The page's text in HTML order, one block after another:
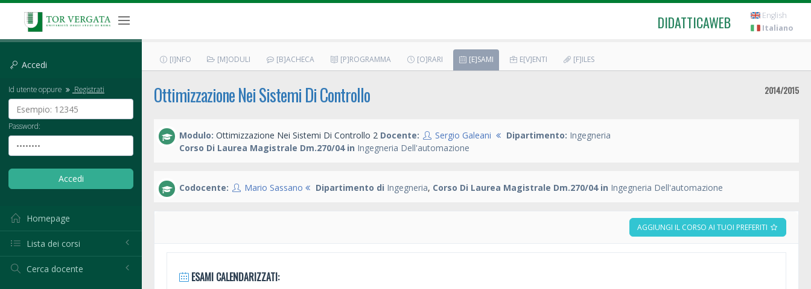
DIDATTICAWEB
English
Italiano
Accedi
Id utente oppure Registrati
Password:
Homepage
Lista dei corsi
Cerca docente
[I]NFO [M]ODULI [B]ACHECA [P]ROGRAMMA [O]RARI [E]SAMI E[V]ENTI [F]ILES
Ottimizzazione Nei Sistemi Di Controllo 2014/2015
Modulo: Ottimizzazione Nei Sistemi Di Controllo 2 Docente: Sergio Galeani Dipartimento: Ingegneria
Corso Di Laurea Magistrale Dm.270/04 in Ingegneria Dell'automazione
Codocente: Mario Sassano Dipartimento di Ingegneria, Corso Di Laurea Magistrale Dm.270/04 in Ingegneria Dell'automazione
AGGIUNGI IL CORSO AI TUOI PREFERITI
ESAMI CALENDARIZZATI: